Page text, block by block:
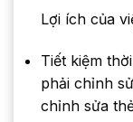
Lợi ích của
Tiết kiệm
phải chỉnh
chỉnh sửa